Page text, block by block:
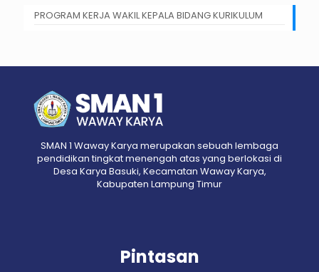
PROGRAM KERJA WAKIL KEPALA BIDANG KURIKULUM
SMAN 1 Waway Karya merupakan sebuah lembaga
pendidikan tingkat menengah atas yang berlokasi di
Desa Karya Basuki, Kecamatan Waway Karya,
Kabupaten Lampung Timur
Pintasan